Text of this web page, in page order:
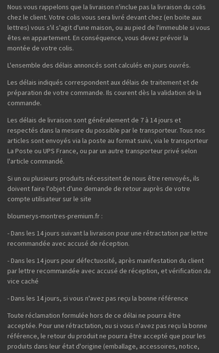
Nous vous rappelons que la livraison n'inclue pas la livraison du colis
chez le client. Votre colis vous sera livré devant chez (en boite aux
lettres) vous s'il s'agit d'une maison, ou au pied de l'immeuble si vous
êtes en appartement. En conséquence, vous devez prévoir la
montée de votre colis.
L'ensemble des délais annoncés sont calculés en jours ouvrés.
Les délais indiqués correspondent aux délais de traitement et de
préparation de votre commande. Ils courent dès la validation de la
commande.
Les délais de livraison sont généralement de 7 à 14 jours et
respectés dans la mesure du possible par le transporteur. Tous nos
articles sont envoyés via la poste au format suivi, via le transporteur
La Poste ou UPS France, ou par un autre transporteur privé selon
l'article commandé.
Si un ou plusieurs produits nécessitent de nous être renvoyés, ils
doivent faire l'objet d'une demande de retour auprès de votre
compte utilisateur sur le site
bloumerys-montres-premium.fr :
- Dans les 14 jours suivant la livraison pour une rétractation par lettre
recommandée avec accusé de réception.
- Dans les 14 jours pour défectuosité, après manifestation du client
par lettre recommandée avec accusé de réception, et vérification du
vice caché
- Dans les 14 jours, si vous n'avez pas reçu la bonne référence
Toute réclamation formulée hors de ce délai ne pourra être
acceptée. Pour une rétractation, ou si vous n'avez pas reçu la bonne
référence, le retour du produit ne pourra être accepté que pour les
produits dans leur état d'origine (emballage, accessoires, notice,